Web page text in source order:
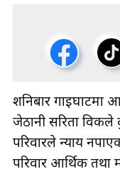
शनिबार गाईघाटमा
जेठानी सरिता विकले
परिवारले न्याय
परिवार आर्थिक